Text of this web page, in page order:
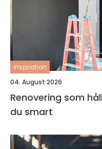
inspiration
04. August 2026
Renovering som
du smart